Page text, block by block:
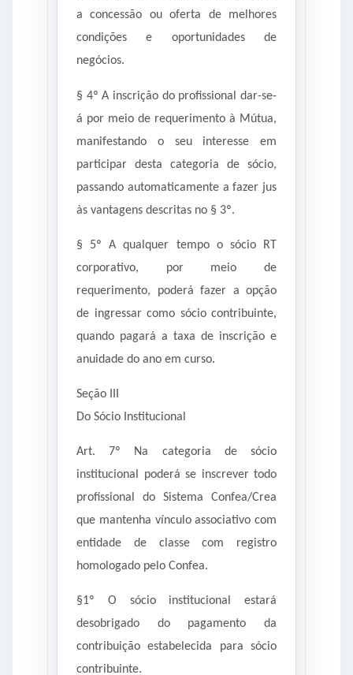
a concessão ou oferta de melhores
condições e oportunidades de
negócios.
§ 4º A inscrição do profissional dar-se-
á por meio de requerimento à Mútua,
manifestando o seu interesse em
participar desta categoria de sócio,
passando automaticamente a fazer jus
às vantagens descritas no § 3º.
§ 5º A qualquer tempo o sócio RT
corporativo, por meio de
requerimento, poderá fazer a opção
de ingressar como sócio contribuinte,
quando pagará a taxa de inscrição e
anuidade do ano em curso.
Seção III
Do Sócio Institucional
Art. 7º Na categoria de sócio
institucional poderá se inscrever todo
profissional do Sistema Confea/Crea
que mantenha vínculo associativo com
entidade de classe com registro
homologado pelo Confea.
§1º O sócio institucional estará
desobrigado do pagamento da
contribuição estabelecida para sócio
contribuinte.